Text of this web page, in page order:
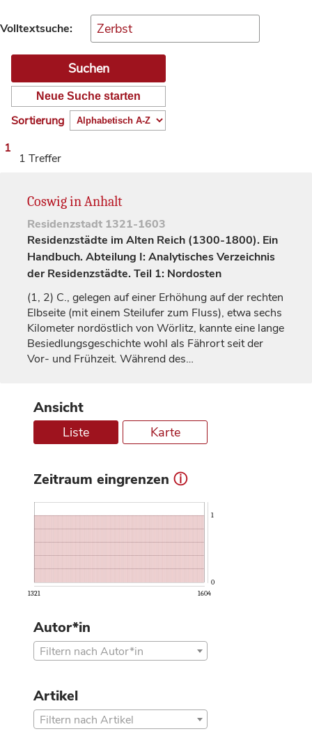
Volltextsuche:
Neue Suche starten
Sortierung
1
1 Treffer
Coswig in Anhalt
Residenzstadt 1321-1603
Residenzstädte im Alten Reich (1300-1800). Ein
Handbuch. Abteilung I: Analytisches Verzeichnis
der Residenzstädte. Teil 1: Nordosten
(1, 2) C., gelegen auf einer Erhöhung auf der rechten
Elbseite (mit einem Steilufer zum Fluss), etwa sechs
Kilometer nordöstlich von Wörlitz, kannte eine lange
Besiedlungsgeschichte wohl als Fährort seit der
Vor- und Frühzeit. Während des…
Ansicht
Liste Karte
Zeitraum eingrenzen ⓘ
1321 1604
0
1
Autor*in
Filtern nach Autor*in
Artikel
Filtern nach Artikel